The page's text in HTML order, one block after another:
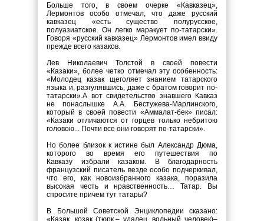
Больше того, в своем очерке «Кавказец»,
Лермонтов особо отмечал, что даже русский
кавказец «есть существо полурусское,
полуазиатское. Он легко маракует по-татарски».
Говоря «русский кавказец» Лермонтов имел ввиду
прежде всего казаков.
Лев Николаевич Толстой в своей повести
«Казаки», более четко отмечал эту особенность:
«Молодец казак щеголяет знанием татарского
языка и, разгулявшись, даже с братом говорит по-
татарски».А вот свидетельство знавшего Кавказ
не понаслышке А.А. Бестужева-Марлинского,
который в своей повести «Аммалат-бек» писал:
«Казаки отличаются от горцев только небритою
головою... Почти все они говорят по-татарски».
Но более близок к истине был Александр Дюма,
которого во время его путешествия по
Кавказу избрали казаком. В благодарность
французский писатель везде особо подчеркивал,
что его, как новоизбранного казака, поразила
высокая честь и нравственность… Татар. Вы
спросите причем тут татары?
В Большой Советской Энциклопедии сказано:
«Казак, козак (тюрк.– удалец, вольный человек)–